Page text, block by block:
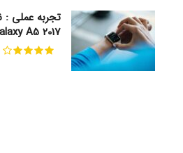
تجربه عملی :
A5 2017